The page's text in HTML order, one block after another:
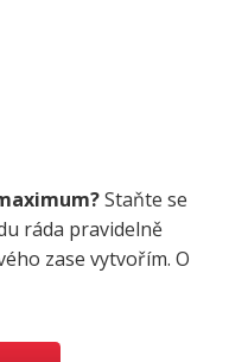
Staňte se
ráda pravidelně
zase vytvořím. O